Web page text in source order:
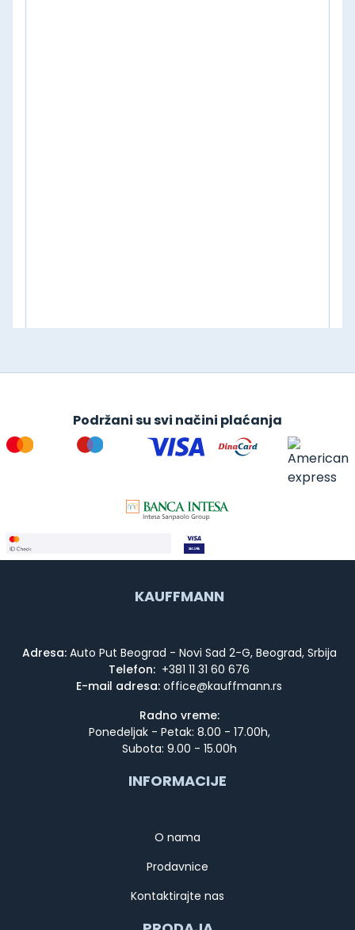
Podržani su svi načini plaćanja
KAUFFMANN
Adresa:Auto Put Beograd - Novi Sad 2-G, Beograd, Srbija
Telefon: +381 11 31 60 676
E-mail adresa:
Radno vreme:
Ponedeljak - Petak: 8.00 - 17.00h,
Subota: 9.00 - 15.00h
INFORMACIJE
O nama
Prodavnice
Kontaktirajte nas